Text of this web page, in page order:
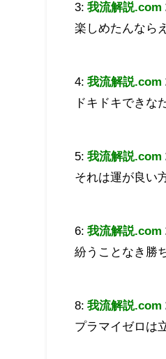
3:我流解説.com
楽しめたんなら
4:我流解説.com
ドキドキできな
5:我流解説.com
それは運が良い
6:我流解説.com
紛うことなき勝
8:我流解説.com
プラマイゼロは